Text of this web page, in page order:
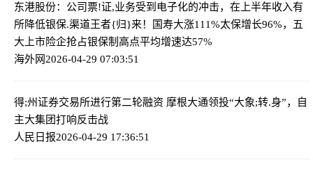
东港股份：公司票!证,业务受到电子化的冲击，在上半年收入有
所降低银保.渠道王者{归}来！国寿大涨111%太保增长96%，五
大上市险企抢占银保制高点平均增速达57%
海外网2026-04-29 07:03:51
得;州证券交易所进行第二轮融资 摩根大通领投“大象;转.身”，自
主大集团打响反击战
人民日报2026-04-29 17:36:51